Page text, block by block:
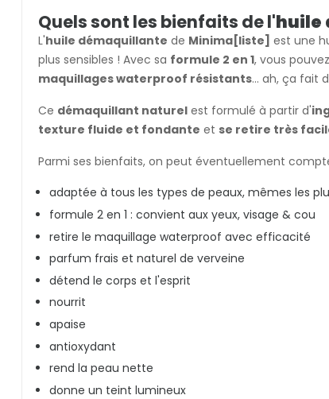
Quels sont les bienfaits de l'huile
L'huile démaquillante de Minima[liste] est une
plus sensibles ! Avec sa formule 2 en 1, vous
maquillages waterproof résistants... ah, ça fait
Ce démaquillant naturel est formulé à partir d'
texture fluide et fondante et se retire très
Parmi ses bienfaits, on peut éventuellement
adaptée à tous les types de peaux, mêmes les
formule 2 en 1 : convient aux yeux, visage & cou
retire le maquillage waterproof avec efficacité
parfum frais et naturel de verveine
détend le corps et l'esprit
nourrit
apaise
antioxydant
rend la peau nette
donne un teint lumineux